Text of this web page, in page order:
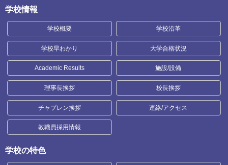
学校情報
学校概要 学校沿革
学校早わかり 大学合格状況
Academic Results 施設/設備
理事長挨拶 校長挨拶
チャプレン挨拶 連絡/アクセス
教職員採用情報
学校の特色